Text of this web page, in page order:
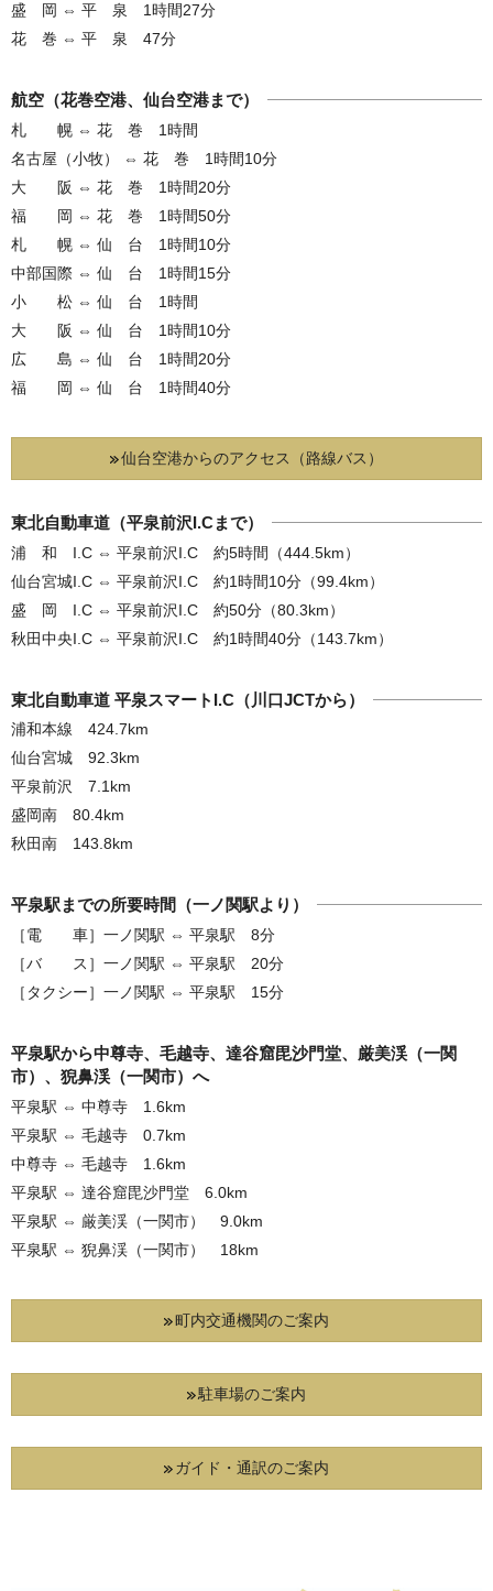
盛 岡 ⇔ 平 泉 1時間27分
花 巻 ⇔ 平 泉 47分
航空（花巻空港、仙台空港まで）
札 幌 ⇔ 花 巻 1時間
名古屋（小牧） ⇔ 花 巻 1時間10分
大 阪 ⇔ 花 巻 1時間20分
福 岡 ⇔ 花 巻 1時間50分
札 幌 ⇔ 仙 台 1時間10分
中部国際 ⇔ 仙 台 1時間15分
小 松 ⇔ 仙 台 1時間
大 阪 ⇔ 仙 台 1時間10分
広 島 ⇔ 仙 台 1時間20分
福 岡 ⇔ 仙 台 1時間40分
仙台空港からのアクセス（路線バス）
東北自動車道（平泉前沢I.Cまで）
浦 和 I.C ⇔ 平泉前沢I.C 約5時間（444.5km）
仙台宮城I.C ⇔ 平泉前沢I.C 約1時間10分（99.4km）
盛 岡 I.C ⇔ 平泉前沢I.C 約50分（80.3km）
秋田中央I.C ⇔ 平泉前沢I.C 約1時間40分（143.7km）
東北自動車道 平泉スマートI.C（川口JCTから）
浦和本線 424.7km
仙台宮城 92.3km
平泉前沢 7.1km
盛岡南 80.4km
秋田南 143.8km
平泉駅までの所要時間（一ノ関駅より）
［電 車］一ノ関駅 ⇔ 平泉駅 8分
［バ ス］一ノ関駅 ⇔ 平泉駅 20分
［タクシー］一ノ関駅 ⇔ 平泉駅 15分
平泉駅から中尊寺、毛越寺、達谷窟毘沙門堂、厳美渓（一関
市）、猊鼻渓（一関市）へ
平泉駅 ⇔ 中尊寺 1.6km
平泉駅 ⇔ 毛越寺 0.7km
中尊寺 ⇔ 毛越寺 1.6km
平泉駅 ⇔ 達谷窟毘沙門堂 6.0km
平泉駅 ⇔ 厳美渓（一関市） 9.0km
平泉駅 ⇔ 猊鼻渓（一関市） 18km
町内交通機関のご案内
駐車場のご案内
ガイド・通訳のご案内